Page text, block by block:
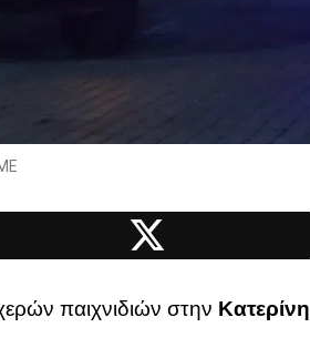
παιχνιδιών στην Κατερίνη